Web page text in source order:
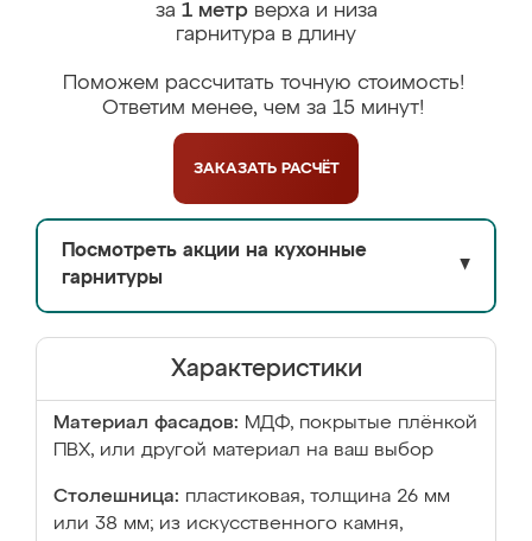
за 1 метрверха и низа
гарнитура в длину
Поможем рассчитать точную стоимость!
Ответим менее, чем за 15 минут!
ЗАКАЗАТЬ РАСЧЁТ
Посмотреть акции на кухонные
гарнитуры
▼
Характеристики
Материал фасадов: МДФ, покрытые плёнкой
ПВХ, или другой материал на ваш выбор
Столешница: пластиковая, толщина 26 мм
или 38 мм; из искусственного камня,